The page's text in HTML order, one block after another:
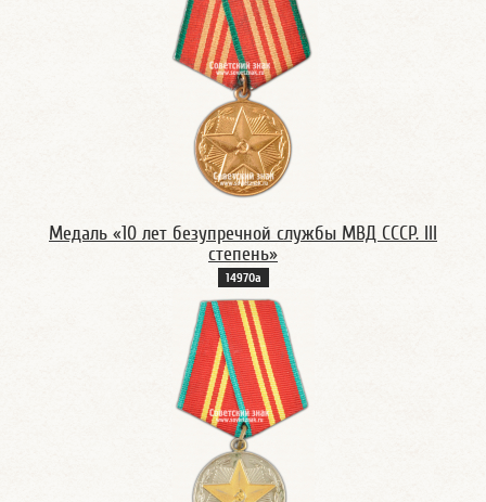
Медаль «10 лет безупречной службы МВД CССР. III
степень»
14970а